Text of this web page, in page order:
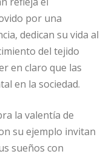
por una
dedican su vida al
del tejido
en claro que las
en la sociedad.
la valentía de
su ejemplo invitan
sueños con